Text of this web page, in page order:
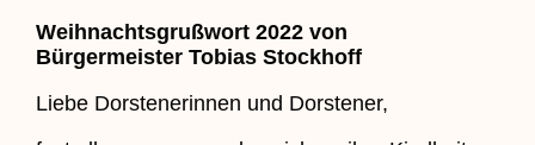
Weihnachtsgrußwort 2022 von
Bürgermeister Tobias Stockhoff
Liebe Dorstenerinnen und Dorstener,